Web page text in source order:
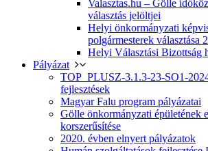
Valasztas.hu – Gölle
választás jelöltjei
Helyi önkormányzati
polgármesterek választása
Helyi Választási Bizottság
Pályázat
TOP_PLUSZ-3.1.3-23-SO1-
fejlesztések
Magyar Falu program pályázatai
Gölle önkormányzati épületének
korszerűsítése
2020. évben elnyert pályázatok